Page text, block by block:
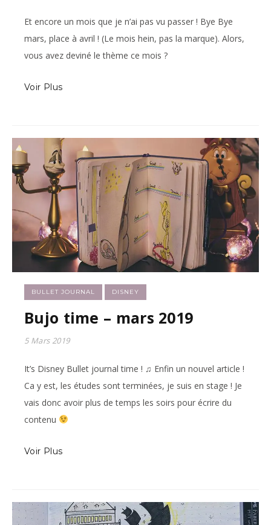
Et encore un mois que je n’ai pas vu passer ! Bye Bye
mars, place à avril ! (Le mois hein, pas la marque). Alors,
vous avez deviné le thème ce mois ?
Voir Plus
BULLET JOURNAL DISNEY
Bujo time – mars 2019
5 Mars 2019
It’s Disney Bullet journal time ! ♫ Enfin un nouvel article !
Ca y est, les études sont terminées, je suis en stage ! Je
vais donc avoir plus de temps les soirs pour écrire du
contenu
Voir Plus